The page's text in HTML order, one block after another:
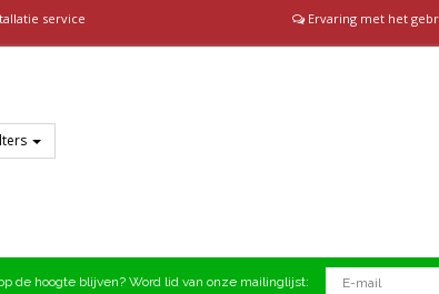
service Ervaring met het
de hoogte blijven? Word lid van onze mailinglijst: